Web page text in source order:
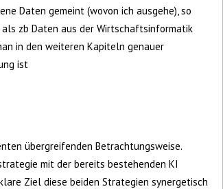
Daten gemeint (wovon ich ausgehe), so
zb Daten aus der Wirtschaftsinformatik
in den weiteren Kapiteln genauer
ist
übergreifenden Betrachtungsweise.
mit der bereits bestehenden KI
Ziel diese beiden Strategien synergetisch